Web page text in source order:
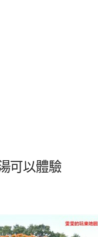
可以體驗